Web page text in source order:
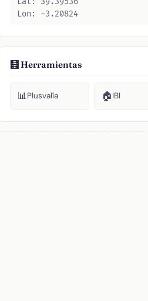
Lon: -3.20824
🧮 Herramientas
📊Plusvalía 🏠IBI